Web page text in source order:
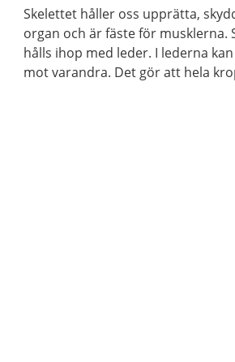
Skelettet håller oss upprätta,
organ och är fäste för musklerna.
hålls ihop med leder. I lederna
mot varandra. Det gör att hela